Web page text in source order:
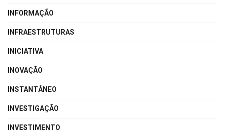
INFORMAÇÃO
INFRAESTRUTURAS
INICIATIVA
INOVAÇÃO
INSTANTÂNEO
INVESTIGAÇÃO
INVESTIMENTO